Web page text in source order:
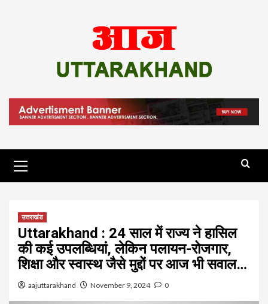
Menu
उत्तराखंड
Uttarakhand : 24 साल में राज्य ने हासिल
की कई उपलब्धियां, लेकिन पलायन-रोजगार,
शिक्षा और स्वास्थ जैसे मुद्दों पर आज भी सवाल…
aajuttarakhand November 9, 2024 0